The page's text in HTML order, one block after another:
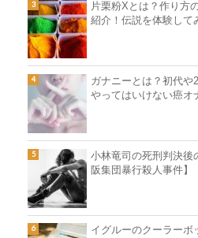
片栗粉Xとは？作り方
紹介！伝説を体験して
ガナニーとは？初代や
やってはいけない癌オ
小林竜司の死刑判決後
阪集団暴行殺人事件】
イグルーのクーラーボ